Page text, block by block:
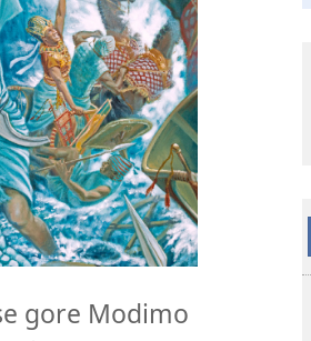
gore Modimo